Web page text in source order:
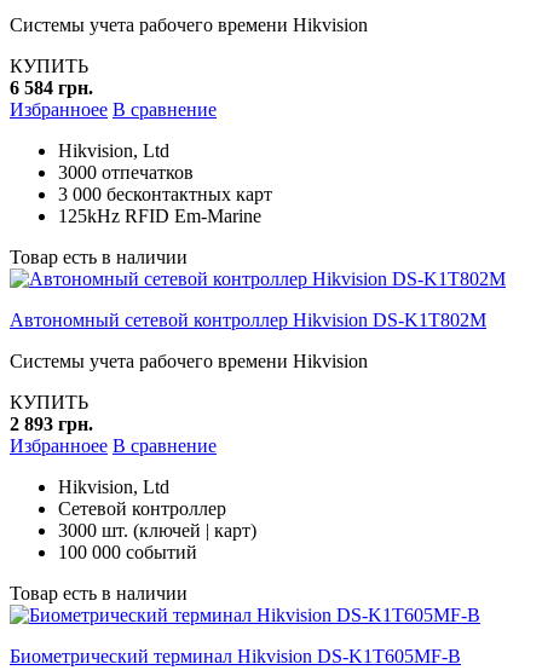
Системы учета рабочего времени Hikvision
КУПИТЬ
6 584 грн.
Избранноее В сравнение
Hikvision, Ltd
3000 отпечатков
3 000 бесконтактных карт
125kHz RFID Em-Marine
Товар есть в наличии
Автономный сетевой контроллер Hikvision DS-K1T802M
Системы учета рабочего времени Hikvision
КУПИТЬ
2 893 грн.
Избранноее В сравнение
Hikvision, Ltd
Сетевой контроллер
3000 шт. (ключей | карт)
100 000 событий
Товар есть в наличии
Биометрический терминал Hikvision DS-K1T605MF-B